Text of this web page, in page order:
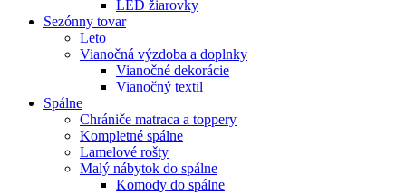
LED žiarovky
Sezónny tovar
Leto
Vianočná výzdoba a doplnky
Vianočné dekorácie
Vianočný textil
Spálne
Chrániče matraca a toppery
Kompletné spálne
Lamelové rošty
Malý nábytok do spálne
Komody do spálne